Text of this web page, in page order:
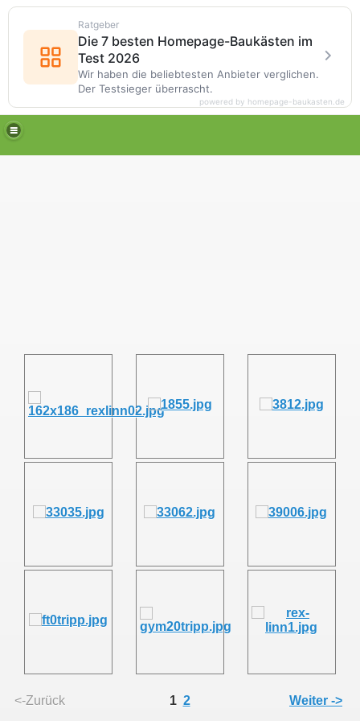
<-Zurück 1 2 Weiter ->
Ratgeber
Die 7 besten Homepage-Baukästen im
Test 2026
Wir haben die beliebtesten Anbieter verglichen.
Der Testsieger überrascht.
powered by homepage-baukasten.de